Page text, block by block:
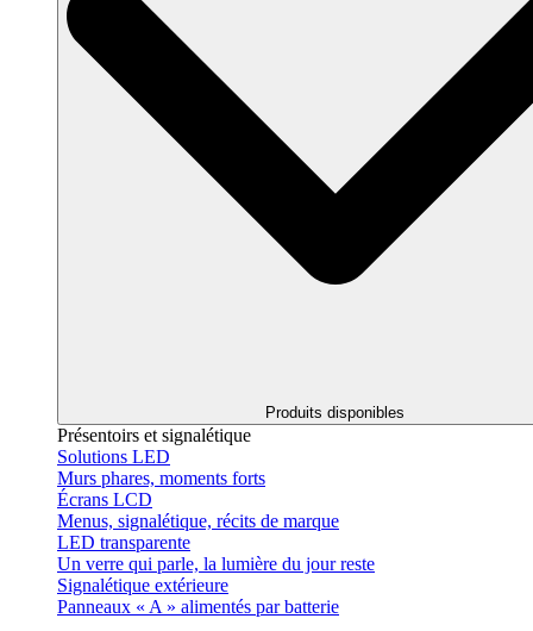
Produits disponibles
Présentoirs et signalétique
Solutions LED
Murs phares, moments forts
Écrans LCD
Menus, signalétique, récits de marque
LED transparente
Un verre qui parle, la lumière du jour reste
Signalétique extérieure
Panneaux « A » alimentés par batterie